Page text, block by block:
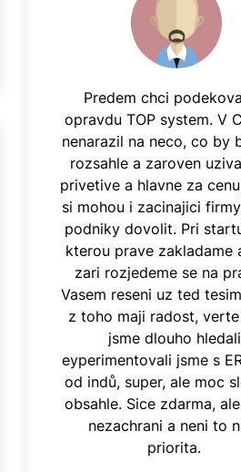
Predem chci
opravdu TOP system. V
nenarazil na neco, co by
rozsahle a zaroven
privetive a hlavne za
si mohou i zacinajici
podniky dovolit. Pri
kterou prave zakladame
zari rozjedeme se na
Vasem reseni uz ted
z toho maji radost,
jsme dlouho
eyperimentovali jsme s
od indů, super, ale moc
obsahle. Sice zdarma,
nezachrani a neni to
priorita.